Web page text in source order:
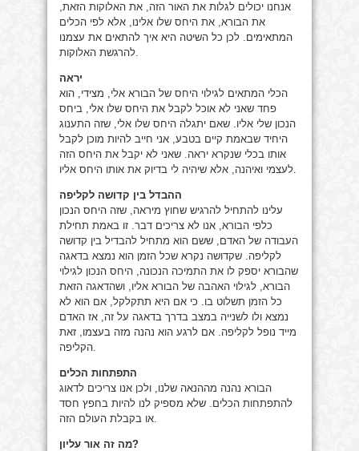
אנחנו יכולים לגלות את האור הזה, את האלוקות הזאת,
את הבורא, את היחס שלו אלינו, אלא לפי הכלים
המתאימים. לכן כל השיטה היא איך להתאים את עצמנו
להרגשת האלוקות.
יראה
הכלי המתאים לגילוי היחס של הבורא אלי, מצידי, הוא
פחד שאני לא אוכל לקבל את היחס שלו אלי, ביחס
הנכון שלי אליו. שאם יתגלה היחס שלו אלי, שזה התענוג
היחיד שבאמת קיים בטבע, אני חייב להיות מוכן לקבל
אותו בכלי שנקרא יראה. שאני לא יקבל את היחס הזה
לעצמי ואיהנה, אלא שיהיה לי בדיוק את אותו היחס אליו.
ההבדל בין קדושה לקליפה
עלינו להתחיל להרגיש שחוץ מיראה, שזה היחס הנכון
כלפי הבורא, אנו לא צריכים דבר. זו באמת תחילת
העבודה של האדם, ששם הוא מתחיל להבדיל בין קדושה
לקליפה. שקדושה נקרא שכל הזמן הוא נמצא בדאגה
שהבורא יספק לו את התמיכה הנכונה, היחס הנכון לגילוי
הבורא, לגילוי האהבה של הבורא אליו, ושהדאגה הזאת
כל הזמן תשלוט בו. כי אם היא תתקלקל, אם הוא לא
נמצא ולו לשנייה במצב בדרך בדאגה על זה, אז האדם
מייד נופל לקליפה. אם לרגע הוא נהנה מזה בעצמו, זאת
הקליפה.
התפתחות הכלים
הבורא נהנה מההנאה שלנו, ולכן אנו צריכים לדאוג
להתפתחות הכלים. שלא מספיק לנו להיות בחפץ חסד
או בקבלת העולם הזה.
מה זה אור עליון?